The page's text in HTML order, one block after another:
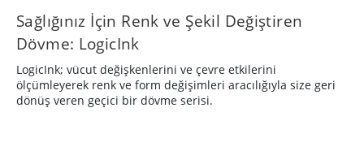
Sağlığınız İçin Renk ve Şekil Değiştiren
Dövme: LogicInk
LogicInk; vücut değişkenlerini ve çevre etkilerini
ölçümleyerek renk ve form değişimleri aracılığıyla size geri
dönüş veren geçici bir dövme serisi.